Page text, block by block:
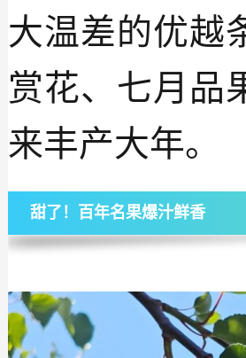
大温差的优越
赏花、七月品
来丰产大年。
甜了！百年名果爆汁鲜香